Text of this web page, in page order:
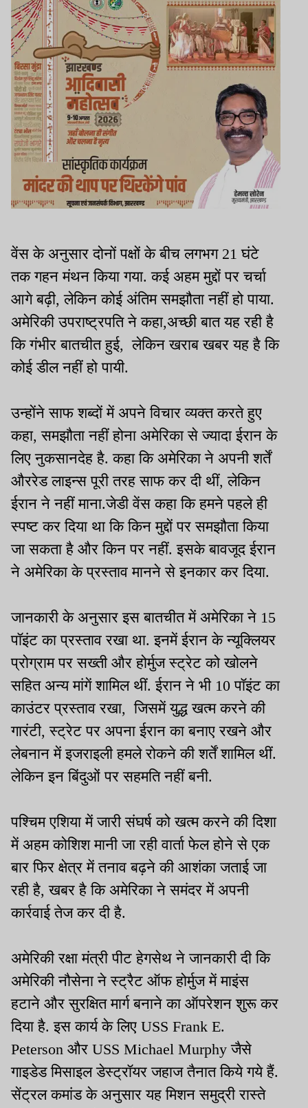
वेंस के अनुसार दोनों पक्षों के बीच लगभग 21 घंटे
तक गहन मंथन किया गया. कई अहम मुद्दों पर चर्चा
आगे बढ़ी, लेकिन कोई अंतिम समझौता नहीं हो पाया.
अमेरिकी उपराष्ट्रपति ने कहा,अच्छी बात यह रही है
कि गंभीर बातचीत हुई, लेकिन खराब खबर यह है कि
कोई डील नहीं हो पायी.
उन्होंने साफ शब्दों में अपने विचार व्यक्त करते हुए
कहा, समझौता नहीं होना अमेरिका से ज्यादा ईरान के
लिए नुकसानदेह है. कहा कि अमेरिका ने अपनी शर्तें
औररेड लाइन्स पूरी तरह साफ कर दी थीं, लेकिन
ईरान ने नहीं माना.जेडी वेंस कहा कि हमने पहले ही
स्पष्ट कर दिया था कि किन मुद्दों पर समझौता किया
जा सकता है और किन पर नहीं. इसके बावजूद ईरान
ने अमेरिका के प्रस्ताव मानने से इनकार कर दिया.
जानकारी के अनुसार इस बातचीत में अमेरिका ने 15
पॉइंट का प्रस्ताव रखा था. इनमें ईरान के न्यूक्लियर
प्रोग्राम पर सख्ती और होर्मुज स्ट्रेट को खोलने
सहित अन्य मांगें शामिल थीं. ईरान ने भी 10 पॉइंट का
काउंटर प्रस्ताव रखा, जिसमें युद्ध खत्म करने की
गारंटी, स्ट्रेट पर अपना ईरान का बनाए रखने और
लेबनान में इजराइली हमले रोकने की शर्तें शामिल थीं.
लेकिन इन बिंदुओं पर सहमति नहीं बनी.
पश्चिम एशिया में जारी संघर्ष को खत्म करने की दिशा
में अहम कोशिश मानी जा रही वार्ता फेल होने से एक
बार फिर क्षेत्र में तनाव बढ़ने की आशंका जताई जा
रही है, खबर है कि अमेरिका ने समंदर में अपनी
कार्रवाई तेज कर दी है.
अमेरिकी रक्षा मंत्री पीट हेगसेथ ने जानकारी दी कि
अमेरिकी नौसेना ने स्ट्रैट ऑफ होर्मुज में माइंस
हटाने और सुरक्षित मार्ग बनाने का ऑपरेशन शुरू कर
दिया है. इस कार्य के लिए USS Frank E.
Peterson और USS Michael Murphy जैसे
गाइडेड मिसाइल डेस्ट्रॉयर जहाज तैनात किये गये हैं.
सेंट्रल कमांड के अनुसार यह मिशन समुद्री रास्ते